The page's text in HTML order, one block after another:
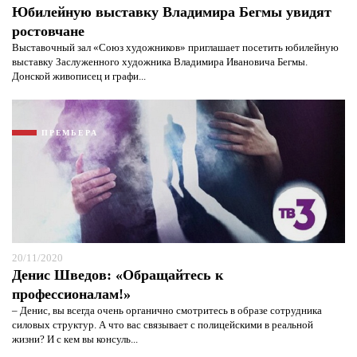
Юбилейную выставку Владимира Бегмы увидят
ростовчане
Выставочный зал «Союз художников» приглашает посетить юбилейную
выставку Заслуженного художника Владимира Ивановича Бегмы.
Донской живописец и графи...
ПРЕМЬЕРА
20/11/2020
Денис Шведов: «Обращайтесь к
профессионалам!»
– Денис, вы всегда очень органично смотритесь в образе сотрудника
силовых структур. А что вас связывает с полицейскими в реальной
жизни? И с кем вы консуль...